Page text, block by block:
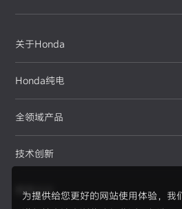
为提供给您更好的网站使用体验，我
关于Honda
Honda纯电
全领域产品
技术创新
赛事运动